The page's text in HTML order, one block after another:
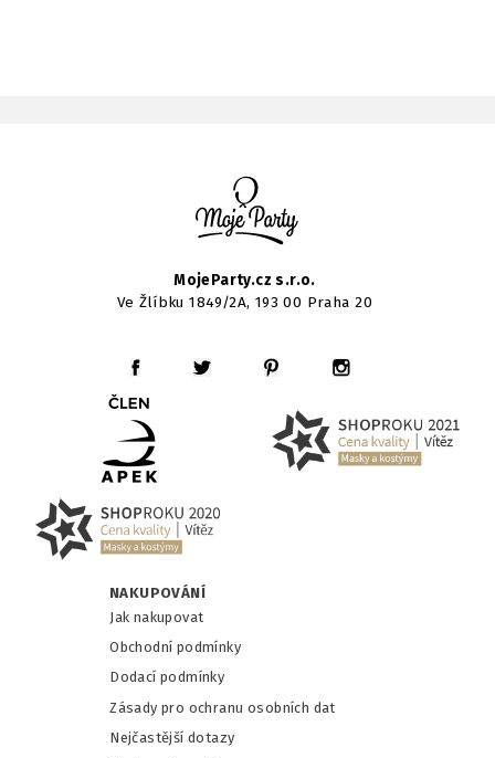
MojeParty.cz s.r.o.
Ve Žlíbku 1849/2A, 193 00 Praha 20
NAKUPOVÁNÍ
Jak nakupovat
Obchodní podmínky
Dodací podmínky
Zásady pro ochranu osobních dat
Nejčastější dotazy